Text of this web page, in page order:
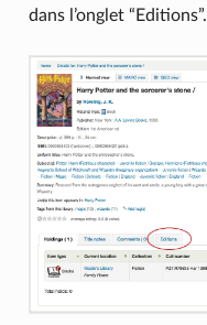
dans l’onglet “Editions”.